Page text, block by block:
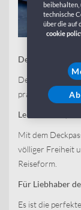
Deckpassage:
Der
praktische und
Leicht reisen,
Mit dem
völliger Freiheit
Reiseform.
Für Liebhaber
Es ist die
beibehalten,
technische
über die auf
cookie